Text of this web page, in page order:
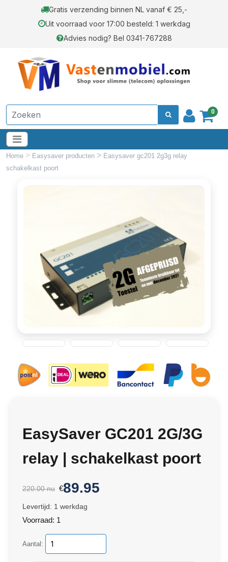
Gratis verzending binnen NL vanaf € 25,-
Uit voorraad voor 17:00 besteld: 1 werkdag
Advies nodig? Bel 0341-767288
0
Home > Easysaver producten > Easysaver gc201 2g3g relay
schakelkast poort
EasySaver GC201 2G/3G
relay | schakelkast poort
220.00nu €89.95
Levertijd: 1 werkdag
Voorraad: 1
Aantal: